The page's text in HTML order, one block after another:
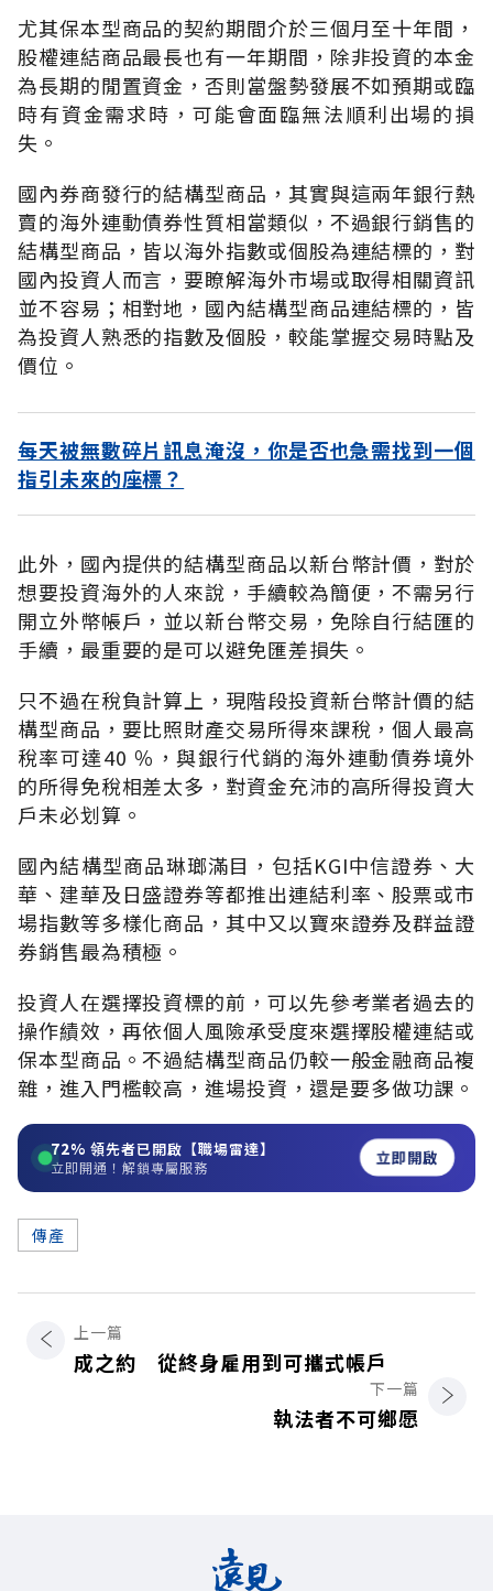
尤其保本型商品的契約期間介於三個月至十年間，
股權連結商品最長也有一年期間，除非投資的本金
為長期的閒置資金，否則當盤勢發展不如預期或臨
時有資金需求時，可能會面臨無法順利出場的損
失。
國內券商發行的結構型商品，其實與這兩年銀行熱
賣的海外連動債券性質相當類似，不過銀行銷售的
結構型商品，皆以海外指數或個股為連結標的，對
國內投資人而言，要瞭解海外市場或取得相關資訊
並不容易；相對地，國內結構型商品連結標的，皆
為投資人熟悉的指數及個股，較能掌握交易時點及
價位。
每天被無數碎片訊息淹沒，你是否也急需找到一個
指引未來的座標？
此外，國內提供的結構型商品以新台幣計價，對於
想要投資海外的人來說，手續較為簡便，不需另行
開立外幣帳戶，並以新台幣交易，免除自行結匯的
手續，最重要的是可以避免匯差損失。
只不過在稅負計算上，現階段投資新台幣計價的結
構型商品，要比照財產交易所得來課稅，個人最高
稅率可達40 ％，與銀行代銷的海外連動債券境外
的所得免稅相差太多，對資金充沛的高所得投資大
戶未必划算。
國內結構型商品琳瑯滿目，包括KGI中信證券、大
華、建華及日盛證券等都推出連結利率、股票或市
場指數等多樣化商品，其中又以寶來證券及群益證
券銷售最為積極。
投資人在選擇投資標的前，可以先參考業者過去的
操作績效，再依個人風險承受度來選擇股權連結或
保本型商品。不過結構型商品仍較一般金融商品複
雜，進入門檻較高，進場投資，還是要多做功課。
72% 領先者已開啟【職場雷達】
立即開通！解鎖專屬服務 立即開啟
傳產
上一篇
成之約 從終身雇用到可攜式帳戶
下一篇
執法者不可鄉愿